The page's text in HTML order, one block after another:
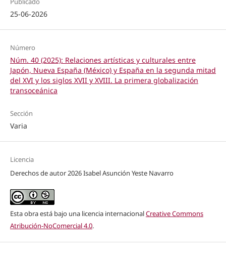
25-06-2026
Número
Núm. 40 (2025): Relaciones artísticas y culturales entre
Japón, Nueva España (México) y España en la segunda mitad
del XVI y los siglos XVII y XVIII. La primera globalización
transoceánica
Sección
Varia
Licencia
Derechos de autor 2026 Isabel Asunción Yeste Navarro
Esta obra está bajo una licencia internacionalCreative Commons
Atribución-NoComercial 4.0.